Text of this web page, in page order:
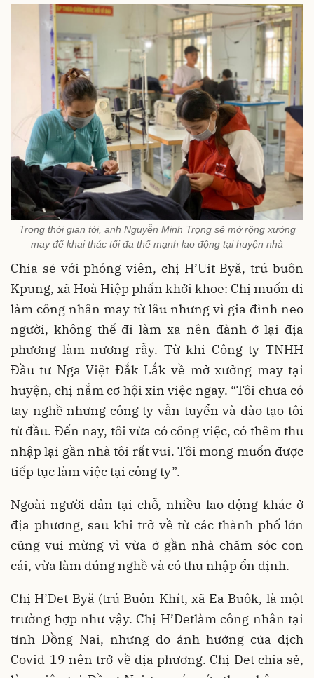
Trong thời gian tới, anh Nguyễn Minh Trọng sẽ mở rộng xưởng
may để khai thác tối đa thế mạnh lao động tại huyện nhà
Chia sẻ với phóng viên, chị H’Uit Byă, trú buôn
Kpung, xã Hoà Hiệp phấn khởi khoe: Chị muốn đi
làm công nhân may từ lâu nhưng vì gia đình neo
người, không thể đi làm xa nên đành ở lại địa
phương làm nương rẫy. Từ khi Công ty TNHH
Đầu tư Nga Việt Đắk Lắk về mở xưởng may tại
huyện, chị nắm cơ hội xin việc ngay. “Tôi chưa có
tay nghề nhưng công ty vẫn tuyển và đào tạo tôi
từ đầu. Đến nay, tôi vừa có công việc, có thêm thu
nhập lại gần nhà tôi rất vui. Tôi mong muốn được
tiếp tục làm việc tại công ty”.
Ngoài người dân tại chỗ, nhiều lao động khác ở
địa phương, sau khi trở về từ các thành phố lớn
cũng vui mừng vì vừa ở gần nhà chăm sóc con
cái, vừa làm đúng nghề và có thu nhập ổn định.
Chị H’Det Byă (trú Buôn Khít, xã Ea Buôk, là một
trường hợp như vậy. Chị H’Detlàm công nhân tại
tỉnh Đồng Nai, nhưng do ảnh hưởng của dịch
Covid-19 nên trở về địa phương. Chị Det chia sẻ,